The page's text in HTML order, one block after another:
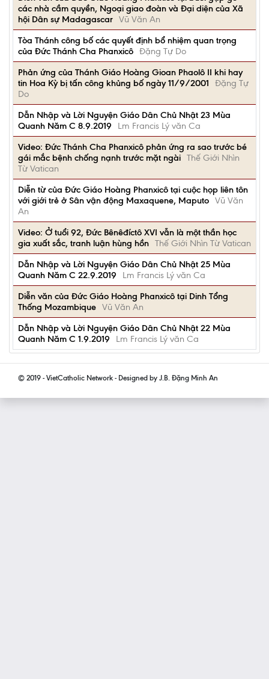
các nhà cầm quyền, Ngoại giao đoàn và Đại diện của Xã
hội Dân sự Madagascar Vũ Văn An
Tòa Thánh công bố các quyết định bổ nhiệm quan trọng
của Đức Thánh Cha Phanxicô Đặng Tự Do
Phản ứng của Thánh Giáo Hoàng Gioan Phaolô II khi hay
tin Hoa Kỳ bị tấn công khủng bố ngày 11/9/2001
Đặng Tự
Do
Dẫn Nhập và Lời Nguyện Giáo Dân Chủ Nhật 23 Mùa
Quanh Năm C 8.9.2019
Lm Francis Lý văn Ca
Video: Đức Thánh Cha Phanxicô phản ứng ra sao trước bé
gái mắc bệnh chống nạnh trước mặt ngài Thế Giới Nhìn
Từ Vatican
Diễn từ của Đức Giáo Hoàng Phanxicô tại cuộc họp liên tôn
với giới trẻ ở Sân vận động Maxaquene, Maputo Vũ Văn
An
Video: Ở tuổi 92, Đức Bênêđíctô XVI vẫn là một thần học
gia xuất sắc, tranh luận hùng hồn Thế Giới Nhìn Từ Vatican
Dẫn Nhập và Lời Nguyện Giáo Dân Chủ Nhật 25 Mùa
Quanh Năm C 22.9.2019
Lm Francis Lý văn Ca
Diễn văn của Đức Giáo Hoàng Phanxicô tại Dinh Tổng
Thống Mozambique Vũ Văn An
Dẫn Nhập và Lời Nguyện Giáo Dân Chủ Nhật 22 Mùa
Quanh Năm C 1.9.2019
Lm Francis Lý văn Ca
© 2019 - VietCatholic Network - Designed by J.B. Đặng Minh An